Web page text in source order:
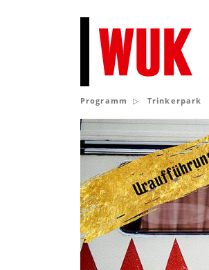
Programm Trinkerpark